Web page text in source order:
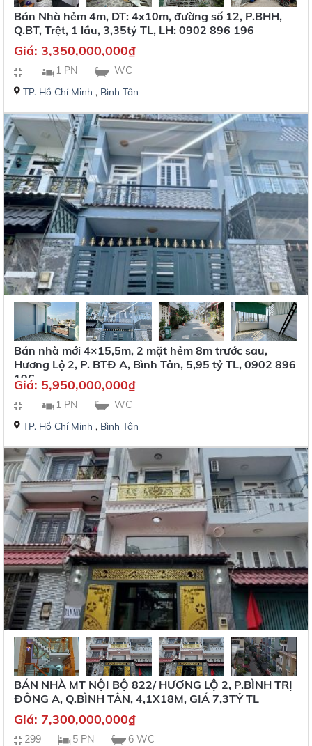
Bán Nhà hẻm 4m, DT: 4x10m, đường số 12, P.BHH,
Q.BT, Trệt, 1 lầu, 3,35tỷ TL, LH: 0902 896 196
Giá: 3,350,000,000₫
1 PN WC
TP. Hồ Chí Minh , Bình Tân
Bán nhà mới 4×15,5m, 2 mặt hẻm 8m trước sau,
Hương Lộ 2, P. BTĐ A, Bình Tân, 5,95 tỷ TL, 0902 896
196
Giá: 5,950,000,000₫
1 PN WC
TP. Hồ Chí Minh , Bình Tân
BÁN NHÀ MT NỘI BỘ 822/ HƯƠNG LỘ 2, P.BÌNH TRỊ
ĐÔNG A, Q.BÌNH TÂN, 4,1X18M, GIÁ 7,3TỶ TL
Giá: 7,300,000,000₫
299 5 PN 6 WC